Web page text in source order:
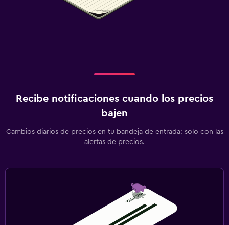
Recibe notificaciones cuando los precios
bajen
Cambios diarios de precios en tu bandeja de entrada: solo con las
alertas de precios.